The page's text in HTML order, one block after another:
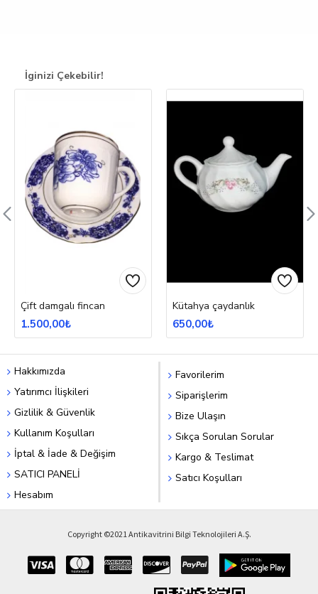
İginizi Çekebilir!
Çift damgalı fincan
1.500,00₺
Kütahya çaydanlık
650,00₺
Hakkımızda
Yatırımcı İlişkileri
Gizlilik & Güvenlik
Kullanım Koşulları
İptal & İade & Değişim
SATICI PANELİ
Hesabım
Favorilerim
Siparişlerim
Bize Ulaşın
Sıkça Sorulan Sorular
Kargo & Teslimat
Satıcı Koşulları
Copyright ©2021 Antikavitrini Bilgi Teknolojileri A.Ş.